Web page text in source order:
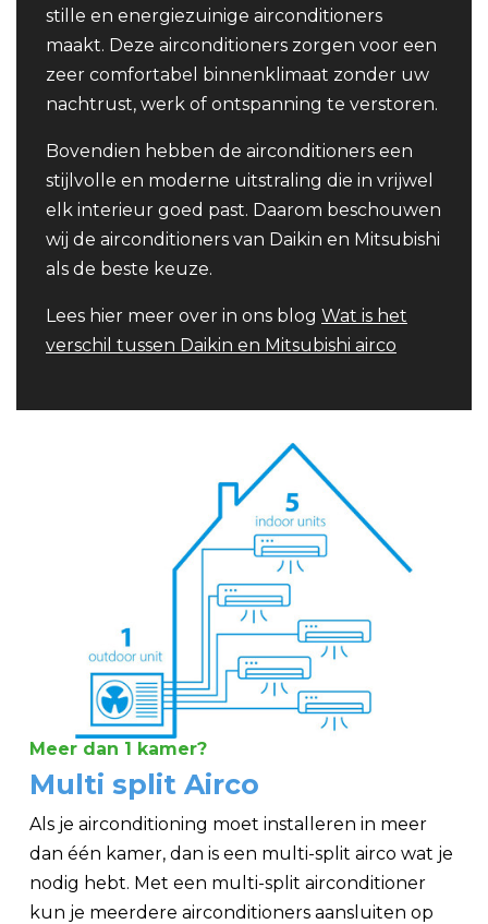
stille en energiezuinige airconditioners
maakt. Deze airconditioners zorgen voor een
zeer comfortabel binnenklimaat zonder uw
nachtrust, werk of ontspanning te verstoren.
Bovendien hebben de airconditioners een
stijlvolle en moderne uitstraling die in vrijwel
elk interieur goed past. Daarom beschouwen
wij de airconditioners van Daikin en Mitsubishi
als de beste keuze.
Lees hier meer over in ons blog Wat is het
verschil tussen Daikin en Mitsubishi airco
Meer dan 1 kamer?
Multi split Airco
Als je airconditioning moet installeren in meer
dan één kamer, dan is een multi-split airco wat je
nodig hebt. Met een multi-split airconditioner
kun je meerdere airconditioners aansluiten op